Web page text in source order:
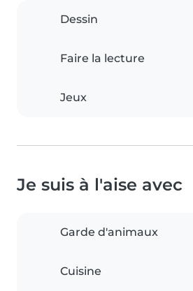
Dessin
Faire la lecture
Jeux
Je suis à l'aise avec
Garde d'animaux
Cuisine